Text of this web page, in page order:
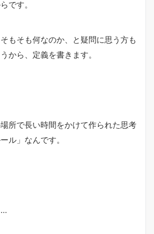
です。
もそも何なのか、と疑問に思う方も
から、定義を書きます。
所で長い時間をかけて作られた思考
ル」なんです。
…